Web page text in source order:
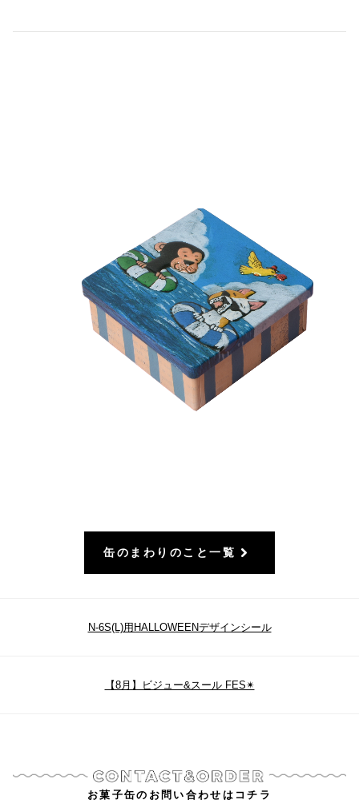
缶のまわりのこと一覧
N-6S(L)用HALLOWEENデザインシール
【8月】ビジュー&スール FES✴︎
お菓子缶のお問い合わせはコチラ